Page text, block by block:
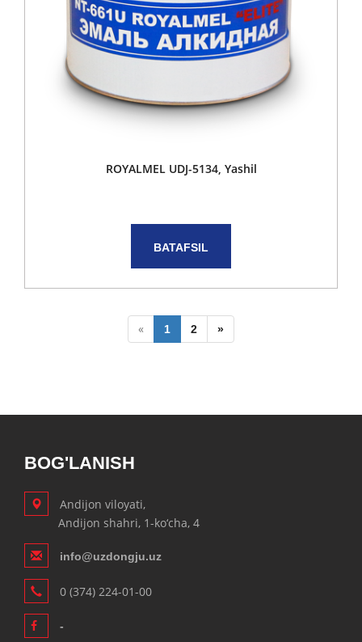
ROYALMEL UDJ-5134, Yashil
BATAFSIL
« 1 2 »
BOG'LANISH
Andijon viloyati,
Andijon shahri, 1-ko‘cha, 4
info@uzdongju.uz
0 (374) 224-01-00
-